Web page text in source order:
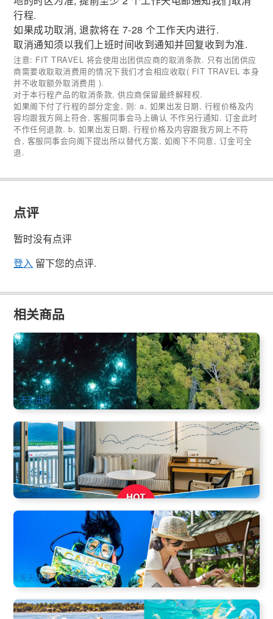
行程.
如果成功取消, 退款将在 7-28 个工作天内进行.
取消通知须以我们上班时间收到通知并回复收到为准.
注意: FIT TRAVEL 将会使用出团供应商的取消条款. 只有出团供应
商需要收取取消费用的情况下我们才会相应收取( FIT TRAVEL 本身
并不收取额外取消费用 ).
对于本行程产品的取消条款, 供应商保留最终解释权.
如果阁下付了行程的部分定金, 则: a, 如果出发日期, 行程价格及内
容均跟我方网上符合, 客服同事会马上确认 不作另行通知. 订金此时
不作任何退款. b, 如果出发日期, 行程价格及内容跟我方网上不符
合, 客服同事会向阁下提出所以替代方案, 如阁下不同意, 订金可全
退.
点评
暂时没有点评
登入 留下您的点评.
相关商品
黄金海岸生态中文2日游 | 可伦宾动物园+天宝林山+蓝光虫 |
全程交通接送
2.6k 已预订
AUD $769.00
OOL01240
天天出发
尊爵凯恩斯4天半自助 | 大堡礁+库兰达雨林缆车火车+五星香
格里拉酒店(可加宿)
1.1k 已预订
AUD $576.00 $633.00
CNS03430
天天出发
凯恩斯经典半自助套餐 (大堡礁+库兰达雨林+观光火车)
2.7k 已预订
$419.00 $472.00
CNS03425
天天出发, 除圣诞节
黄金海岸(Broadwater)独木舟邂逅海豚+浮潜之旅 (上午/下午)